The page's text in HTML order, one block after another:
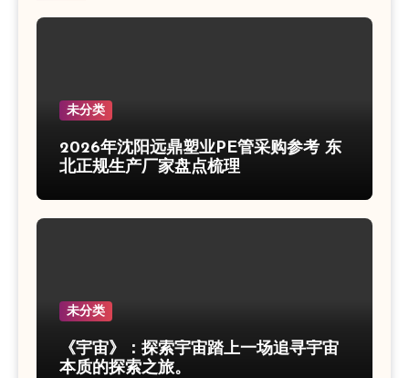
未分类
2026年沈阳远鼎塑业PE管采购参考 东
北正规生产厂家盘点梳理
未分类
《宇宙》：探索宇宙踏上一场追寻宇宙
本质的探索之旅。